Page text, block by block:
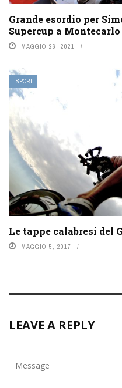
Grande esordio per
Supercup a Montecarlo
MAGGIO 26, 2021
SPORT
Le tappe calabresi del
MAGGIO 5, 2017
LEAVE A REPLY